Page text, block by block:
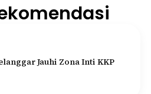
Jauhi Zona Inti KKP